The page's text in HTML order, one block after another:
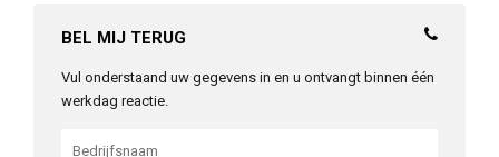
BEL MIJ TERUG
Vul onderstaand uw gegevens in en u ontvangt binnen één
werkdag reactie.